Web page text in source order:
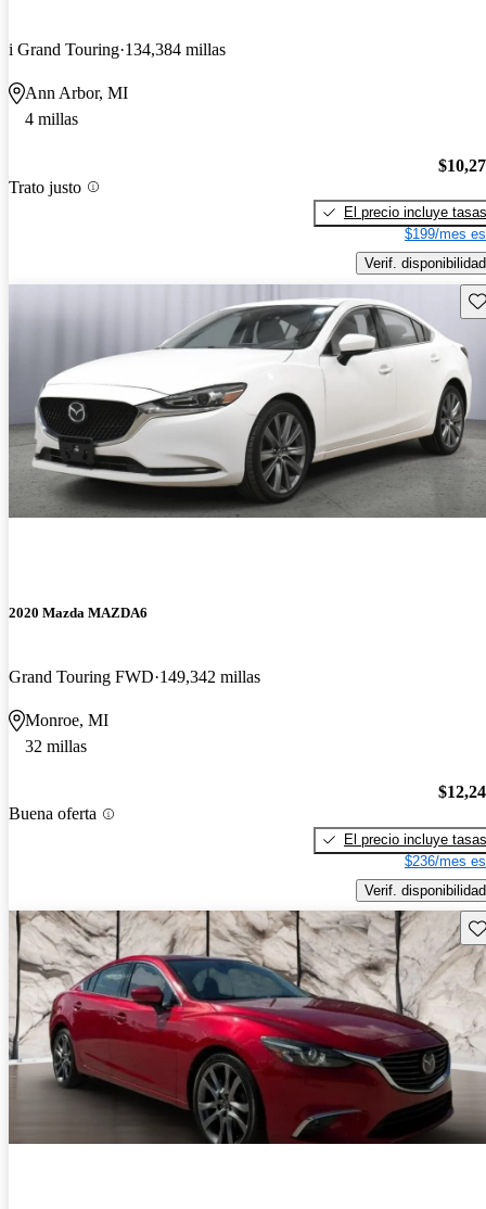
i Grand Touring 134,384 millas
Ann Arbor, MI
4 millas
Trato justo
El precio incluye tasas
$199/mes
Verif. disponibilidad
2020 Mazda MAZDA6
Grand Touring FWD 149,342 millas
Monroe, MI
32 millas
Buena oferta
El precio incluye tasas
$236/mes
Verif. disponibilidad